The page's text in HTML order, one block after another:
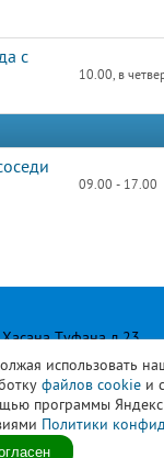
использовать
файлов cookie и
программы Яндекс
Политики
с
10.00, в
09.00 - 17.00
Туфана д.23
политикой